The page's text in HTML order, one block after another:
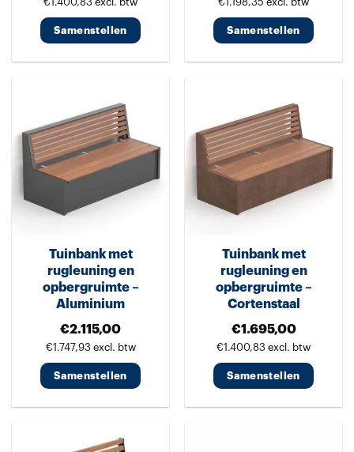
€ 1.400,83 excl. btw
Samenstellen
meerdere
variaties.
Deze
optie
kan
op
de
productpagina
€ 1.198,35 excl. btw
Samenstellen
meerdere
variaties.
Deze
optie
kan
op
de
productpagina
Tuinbank met
rugleuning en
opbergruimte –
Aluminium
€2.115,00
€1.747,93 excl. btw
Samenstellen
heeft
Tuinbank met
rugleuning en
opbergruimte –
Cortenstaal
€1.695,00
€1.400,83 excl. btw
Samenstellen